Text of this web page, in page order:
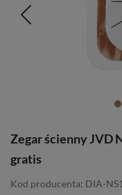
Zegar ścienny JVD
gratis
Kod producenta: DIA-